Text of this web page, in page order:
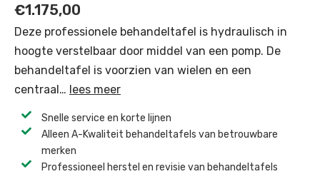
€1.175,00
Deze professionele behandeltafel is hydraulisch in
hoogte verstelbaar door middel van een pomp. De
behandeltafel is voorzien van wielen en een
centraal… lees meer
Snelle service en korte lijnen
Alleen A-Kwaliteit behandeltafels van betrouwbare
merken
Professioneel herstel en revisie van behandeltafels ​